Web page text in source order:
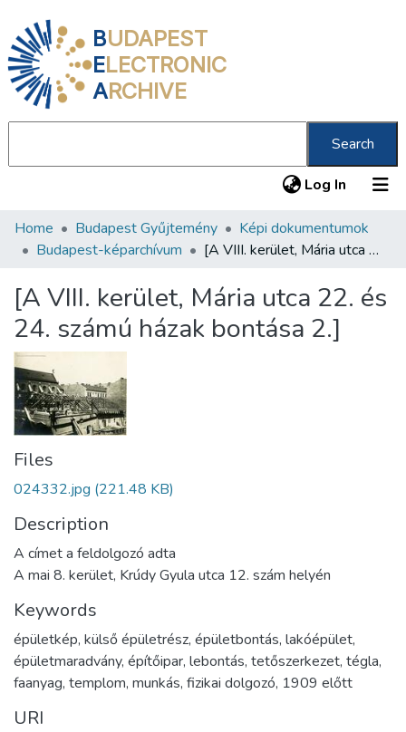
BUDAPEST
ELECTRONIC
ARCHIVE
Search
Log In (current)
Communities & Collections
Statistics
About us
Home Budapest Gyűjtemény
Képi dokumentumok
Budapest-képarchívum
[A VIII. kerület, Mária utca 22. és 24. számú házak bontása 2.]
[A VIII. kerület, Mária utca 22. és
24. számú házak bontása 2.]
Files
024332.jpg (221.48 KB)
Description
A címet a feldolgozó adta
A mai 8. kerület, Krúdy Gyula utca 12. szám helyén
Keywords
épületkép, külső épületrész, épületbontás, lakóépület,
épületmaradvány, építőipar, lebontás, tetőszerkezet, tégla,
faanyag, templom, munkás, fizikai dolgozó, 1909 előtt
URI